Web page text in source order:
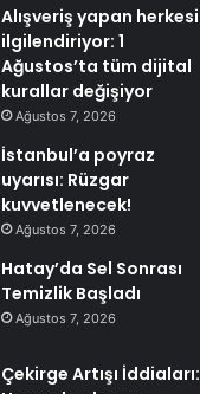
Alışveriş yapan herkesi
ilgilendiriyor: 1
Ağustos’ta tüm dijital
kurallar değişiyor
Ağustos 7, 2026
İstanbul’a poyraz
uyarısı: Rüzgar
kuvvetlenecek!
Ağustos 7, 2026
Hatay’da Sel Sonrası
Temizlik Başladı
Ağustos 7, 2026
Çekirge Artışı İddiaları: